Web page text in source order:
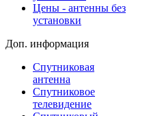
Цены - антенны без
установки
Доп. информация
Спутниковая
антенна
Спутниковое
телевидение